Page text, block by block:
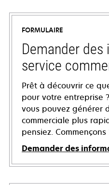
FORMULAIRE
Demander
service
Prêt à découvrir ce
pour votre entreprise
vous pouvez générer
commerciale plus
pensiez. Commençons
Demander des